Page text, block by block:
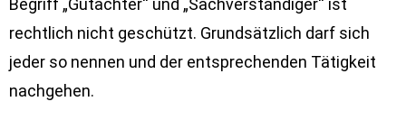
Begriff „Gutachter“ und „Sachverständiger“ ist
rechtlich nicht geschützt. Grundsätzlich darf sich
jeder so nennen und der entsprechenden Tätigkeit
nachgehen.